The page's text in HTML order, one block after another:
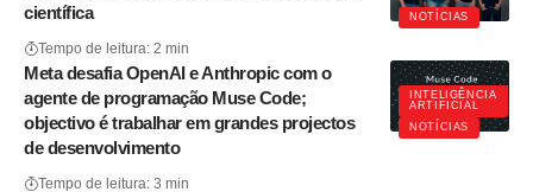
NOTÍCIAS
científica
Tempo de leitura: 2 min
INTELIGÊNCIA
ARTIFICIAL
NOTÍCIAS
Meta desafia OpenAI e Anthropic com o
agente de programação Muse Code;
objectivo é trabalhar em grandes projectos
de desenvolvimento
Tempo de leitura: 3 min